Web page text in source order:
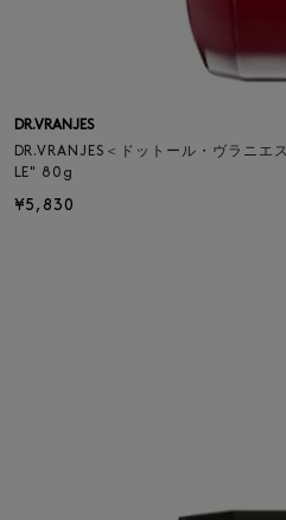
DR.VRANJES
DR.VRANJES＜ドットール・ヴラニエ
LE" 80g
¥5,830